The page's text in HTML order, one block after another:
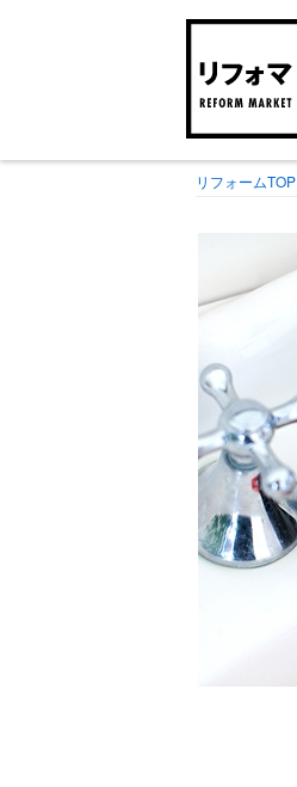
リフォームTOP